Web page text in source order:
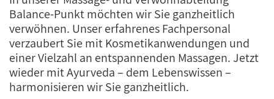
Balance-Punkt möchten wir Sie ganzheitlich
verwöhnen. Unser erfahrenes Fachpersonal
verzaubert Sie mit Kosmetikanwendungen und
einer Vielzahl an entspannenden Massagen. Jetzt
wieder mit Ayurveda – dem Lebenswissen –
harmonisieren wir Sie ganzheitlich.